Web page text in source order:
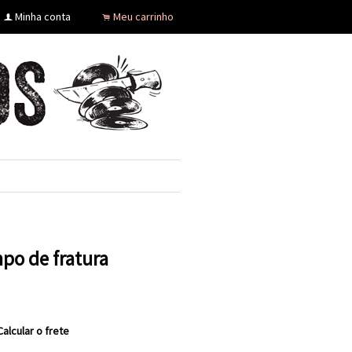
f Minha conta . Meu carrinho
de fratura
o frete